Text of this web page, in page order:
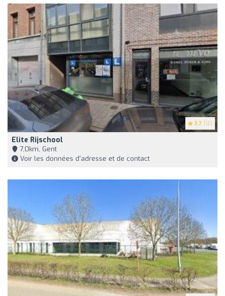
3.7 (12)
Elite Rijschool
7,0km, Gent
Voir les données d'adresse et de contact